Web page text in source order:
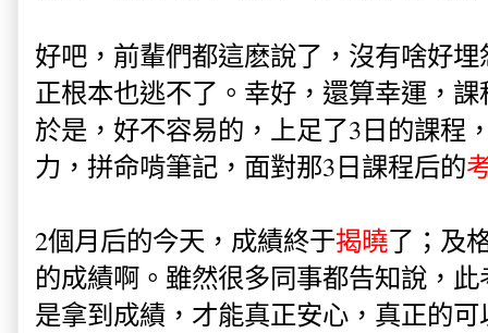
好吧，前輩們都這麽說了，沒有啥好
正根本也逃不了。幸好，還算幸運，
於是，好不容易的，上足了3日的課程
力，拼命啃筆記，面對那3日課程后的
2個月后的今天，成績終于揭曉了；及
的成績啊。雖然很多同事都告知說，此
是拿到成績，才能真正安心，真正的